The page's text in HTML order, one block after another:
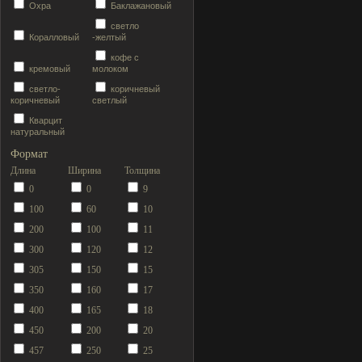
Охра Баклажановый
Коралловый
светло
-желтый
кремовый
кофе с
молоком
светло-
коричневый
коричневый
светлый
Кварцит
натуральный
Формат
Длина
0
100
200
300
305
350
400
450
457
Ширина
0
60
100
120
150
160
165
200
250
Толщина
9
10
11
12
15
17
18
20
25